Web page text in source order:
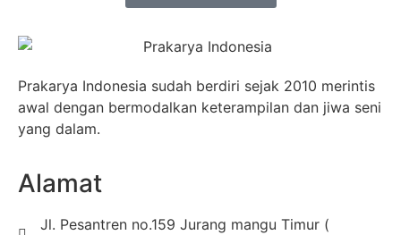
Prakarya Indonesia sudah berdiri sejak 2010 merintis
awal dengan bermodalkan keterampilan dan jiwa seni
yang dalam.
Alamat
Jl. Pesantren no.159 Jurang mangu Timur (